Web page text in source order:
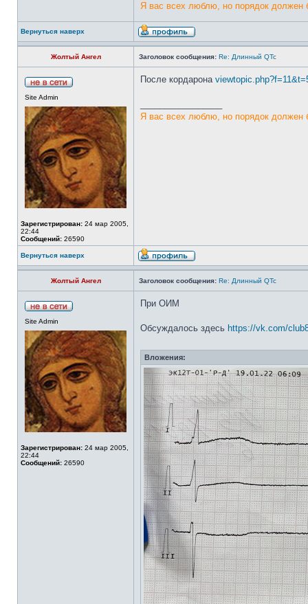
Я вас всех люблю, но порядок должен
Вернуться наверх
Жолтый Ангел Заголовок сообщения: Re: Длинный QTc
Site Admin
Зарегистрирован: 24 мар 2005,
22:44
Сообщений: 26590
После кордарона
Я вас всех люблю, но порядок должен
Вернуться наверх
Жолтый Ангел Заголовок сообщения: Re: Длинный QTc
Site Admin
Зарегистрирован: 24 мар 2005,
22:44
Сообщений: 26590
При ОИМ
Обсуждалось здесь https://vk.com/
Вложения: